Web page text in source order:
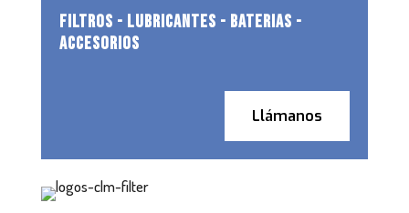
FILTROS - LUBRICANTES - BATERIAS -
ACCESORIOS
Llámanos